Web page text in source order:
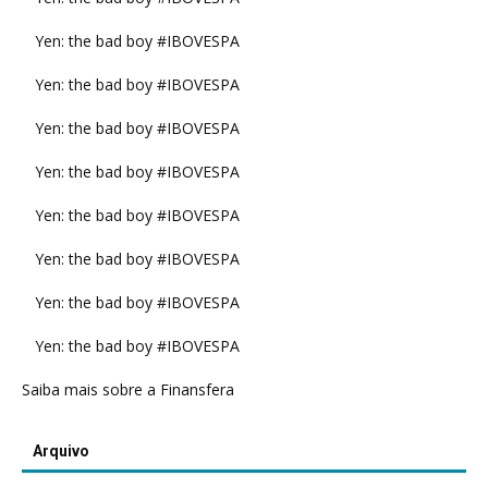
Yen: the bad boy #IBOVESPA
Yen: the bad boy #IBOVESPA
Yen: the bad boy #IBOVESPA
Yen: the bad boy #IBOVESPA
Yen: the bad boy #IBOVESPA
Yen: the bad boy #IBOVESPA
Yen: the bad boy #IBOVESPA
Yen: the bad boy #IBOVESPA
Saiba mais sobre a Finansfera
Arquivo